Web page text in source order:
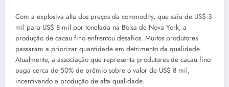
Com a explosiva alta dos preços da commodity, que saiu de US$ 3
mil para US$ 8 mil por tonelada na Bolsa de Nova York, a
produção de cacau fino enfrentou desafios. Muitos produtores
passaram a priorizar quantidade em detrimento da qualidade.
Atualmente, a associação que representa produtores de cacau fino
paga cerca de 50% de prêmio sobre o valor de US$ 8 mil,
incentivando a produção de alta qualidade.